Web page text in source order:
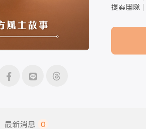
提案團隊
最新消息 0